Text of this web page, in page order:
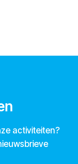
activiteiten?